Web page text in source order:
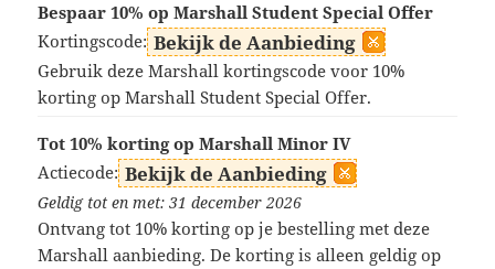
Bespaar 10% op Marshall Student Special Offer
Kortingscode: Bekijk de Aanbieding
Gebruik deze Marshall kortingscode voor 10%
korting op Marshall Student Special Offer.
Tot 10% korting op Marshall Minor IV
Actiecode: Bekijk de Aanbieding
Geldig tot en met: 31 december 2026
Ontvang tot 10% korting op je bestelling met deze
Marshall aanbieding. De korting is alleen geldig op